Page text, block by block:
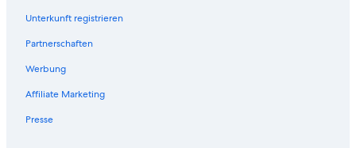
n
e
e
i
e
Unterkunft registrieren
Partnerschaften
Werbung
Affiliate Marketing
Presse